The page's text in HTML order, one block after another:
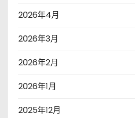
2026年4月
2026年3月
2026年2月
2026年1月
2025年12月